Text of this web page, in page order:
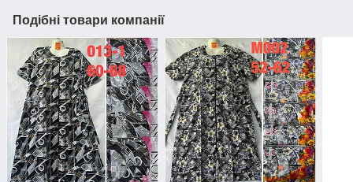
Подібні товари компанії